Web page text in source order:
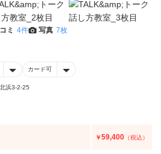
ミ 4件 写真 7枚
カード可
浜3-2-25
￥59,400 （税込）